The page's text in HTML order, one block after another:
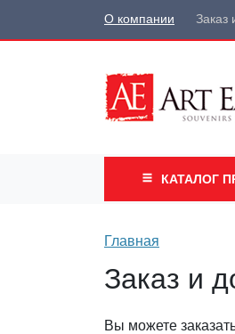
О компании Заказ
КАТАЛОГ
Главная
Заказ и
Вы можете